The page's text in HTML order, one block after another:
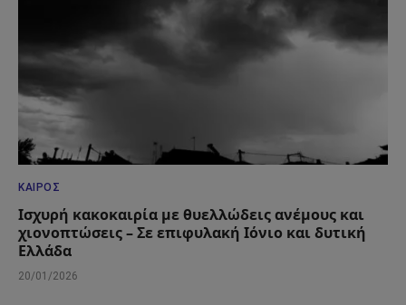
ΚΑΙΡΌΣ
Ισχυρή κακοκαιρία με θυελλώδεις ανέμους και
χιονοπτώσεις – Σε επιφυλακή Ιόνιο και δυτική
Ελλάδα
20/01/2026